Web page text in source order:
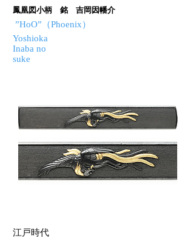
鳳凰図小柄 銘 吉岡因幡介
”HoO”（Phoenix）
Yoshioka
Inaba no
suke
江戸時代